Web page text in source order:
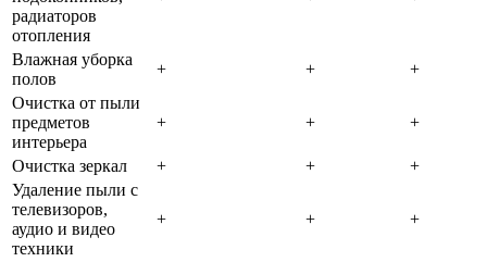
радиаторов
отопления
Влажная уборка
полов
+ +
+
Очистка от пыли
предметов
интерьера
+ + +
Очистка зеркал + +
+
Удаление пыли с
телевизоров,
аудио и видео
техники
+ + +